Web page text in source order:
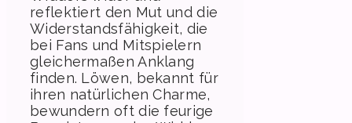
reflektiert den Mut und die
Widerstandsfähigkeit, die
bei Fans und Mitspielern
gleichermaßen Anklang
finden. Löwen, bekannt für
ihren natürlichen Charme,
bewundern oft die feurige